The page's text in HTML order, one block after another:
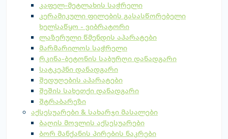
კაფელ-მეტლახის საჭრელი
კერამიკული ფილების გასასწორებელი
ხელსაწყო - ვიბრატორი
ლაზერული წმენდის აპარატები
მარმარილოს საჭრელი
რკინა-ბეტონის საბურღი დანადგარი
სატკეპნი დანადგარი
შედუღების აპარატები
შეშის სახეთქი დანადგარი
შტრაბარეზი
აქსესუარები & სახარჯი მასალები
ბაღის მოვლის აქსესუარები
ბორ მანქანის პირების ნაკრები